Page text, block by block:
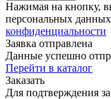
Нажимая на кнопку,
персональных данных
конфиденциальности
Заявка отправлена
Данные успешно
Перейти в каталог
Заказать
Для подтверждения